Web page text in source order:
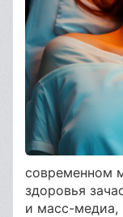
современном
здоровья
и масс-медиа,